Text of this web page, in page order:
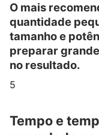
O mais
quantidade
tamanho e
preparar
no resultado.
5
Tempo e